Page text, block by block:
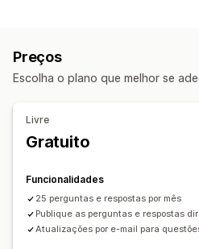
Opções de apresentação
Acordeões
Separadores
Personalização
Gestão de dados
Respostas por e-mail
Preços
Escolha o plano que melhor se
Livre
Gratuito
Funcionalidades
25 perguntas e respostas por mês
Publique as perguntas e respostas
Atualizações por e-mail para